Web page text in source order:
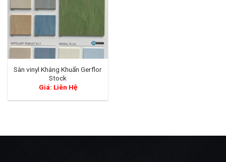
Sàn vinyl Kháng Khuẩn Gerflor
Stock
Giá: Liên Hệ